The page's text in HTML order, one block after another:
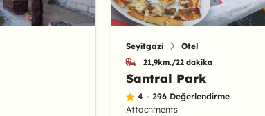
Seyitgazi Otel
21,9km./22 dakika
Santral Park
4 - 296 Değerlendirme
Attachments